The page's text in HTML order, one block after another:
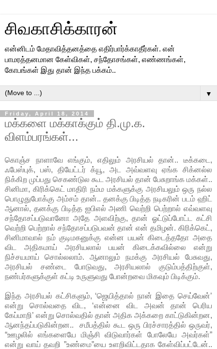
சிவகாசிக்காரன்
என்னிடம் மேதாவித்தனத்தை எதிர்பார்க்காதீர்கள். என்
பாமரத்தனமான கேள்விகள், சந்தோசங்கள், எண்ணங்கள்,
கோபங்கள் இது தான் இந்த பக்கம்..
▼
Friday, April 18, 2014
மக்களை மக்காக்கும் தி.மு.க.
விளம்பரங்கள்...
கொஞ்ச நாளாவே எங்கும், எதிலும் அரசியல் தான்.. டீக்கடை,
ஃபேஸ்புக், பஸ், தியேட்டர் க்யூ, அட அவ்வளவு ஏங்க சிக்னல்ல
நிக்கிற முப்பது செகண்டுல கூட அரசியல் தான் பேசுறாங்க மக்கள்..
சினிமா, கிரிக்கெட் மாதிரி நம்ம மக்களுக்கு அரசியலும் ஒரு நல்ல
பொழுதுபோக்கு அம்சம் தான்.. தனக்கு பிடித்த நடிகரின் படம் ஹிட்
ஆனால், தனக்கு பிடித்த ஐபிஎல் அணி வெற்றி பெற்றால் எவ்வளவு
சந்தோசப்படுவானோ அதே அளவிற்கு, தான் ஓட்டுப்போட்ட கட்சி
வெற்றி பெற்றால் சந்தோசப்படுபவன் தான் என் தமிழன். கிரிக்கெட்,
சினிமாவால் நம் குடிமகனுக்கு என்ன பயன் கிடைத்ததோ அதை
விட அதிகமாய் அரசியலால் பயன் கிடைக்கவில்லை என்று
நிச்சயமாய் சொல்லலாம். ஆனாலும் நமக்கு அரசியல் பேசுவது,
அரசியல் சண்டை போடுவது, அரசியலால் குடும்பத்திற்குள்,
நண்பர்களுக்குள் கட்டி உருளுவது போன்றவை மிகவும் பிடிக்கும்.
இந்த அரசியல் கட்சிகளும், ‘ஜெயித்தால் நான் இதை செய்வேன்’
என்று சொல்வதை விட, ‘என்னை விட அவன் தான் பெரிய
கேப்மாறி’ என்று சொல்வதில் தான் அதிக அக்கறை காட்டுகின்றன,
ஆனந்தப்படுகின்றன.. சமீபத்தில் கூட ஒரு பிரச்சாரத்தில் ஒருவர்,
“ஊழலில் எங்களையே மிஞ்சி விடுவார்கள் போலேயே அவர்கள்”
என்று வாய் தவறி ”உண்மை”யை உளறிவிட்டதாக கேள்விப்பட்டேன்..